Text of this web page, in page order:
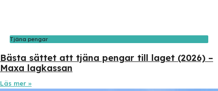
Tjäna pengar
Bästa sättet att tjäna pengar till laget (2026) –
Maxa lagkassan
Läs mer »